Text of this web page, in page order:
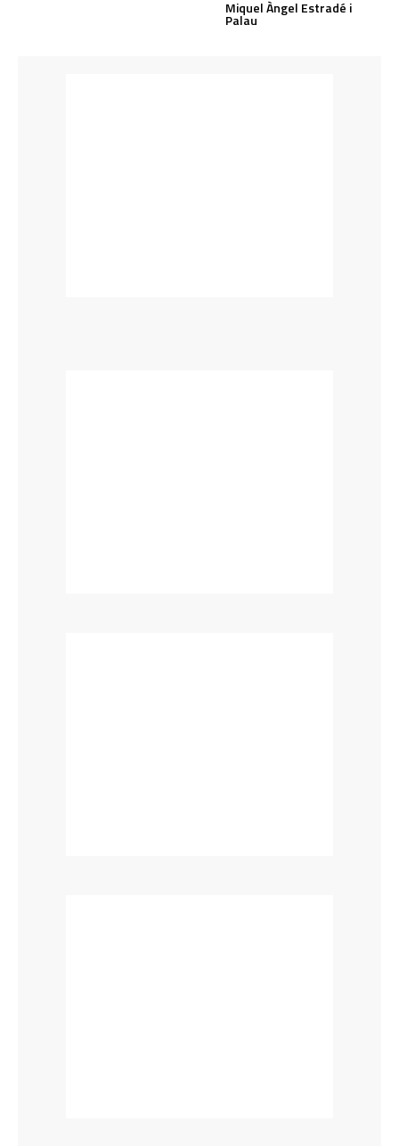
Miquel Àngel Estradé i
Palau